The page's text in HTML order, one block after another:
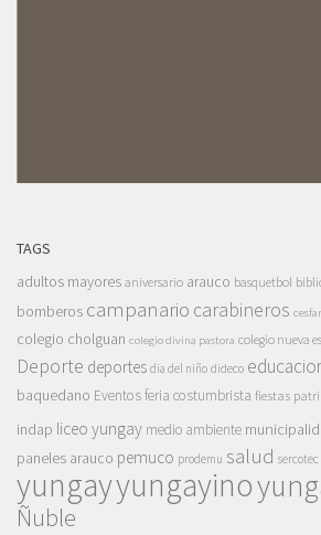
TAGS
adultos mayores aniversario arauco basquetbol
bomberos campanario carabineros
colegio cholguan colegio divina pastora colegio nueva
Deporte deportes dia del niño dideco
baquedano Eventosferia costumbrista fiestas
indap liceo yungay medio ambiente
paneles arauco pemuco prodemu salud sercotec
yungayyungayino
Ñuble